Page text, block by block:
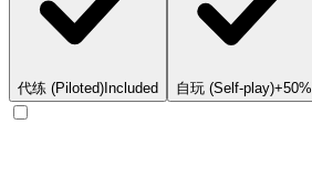
代练 (Piloted) Included 自玩 (Self-play)+50%